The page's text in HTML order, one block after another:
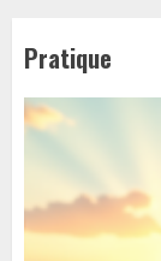
Pratique